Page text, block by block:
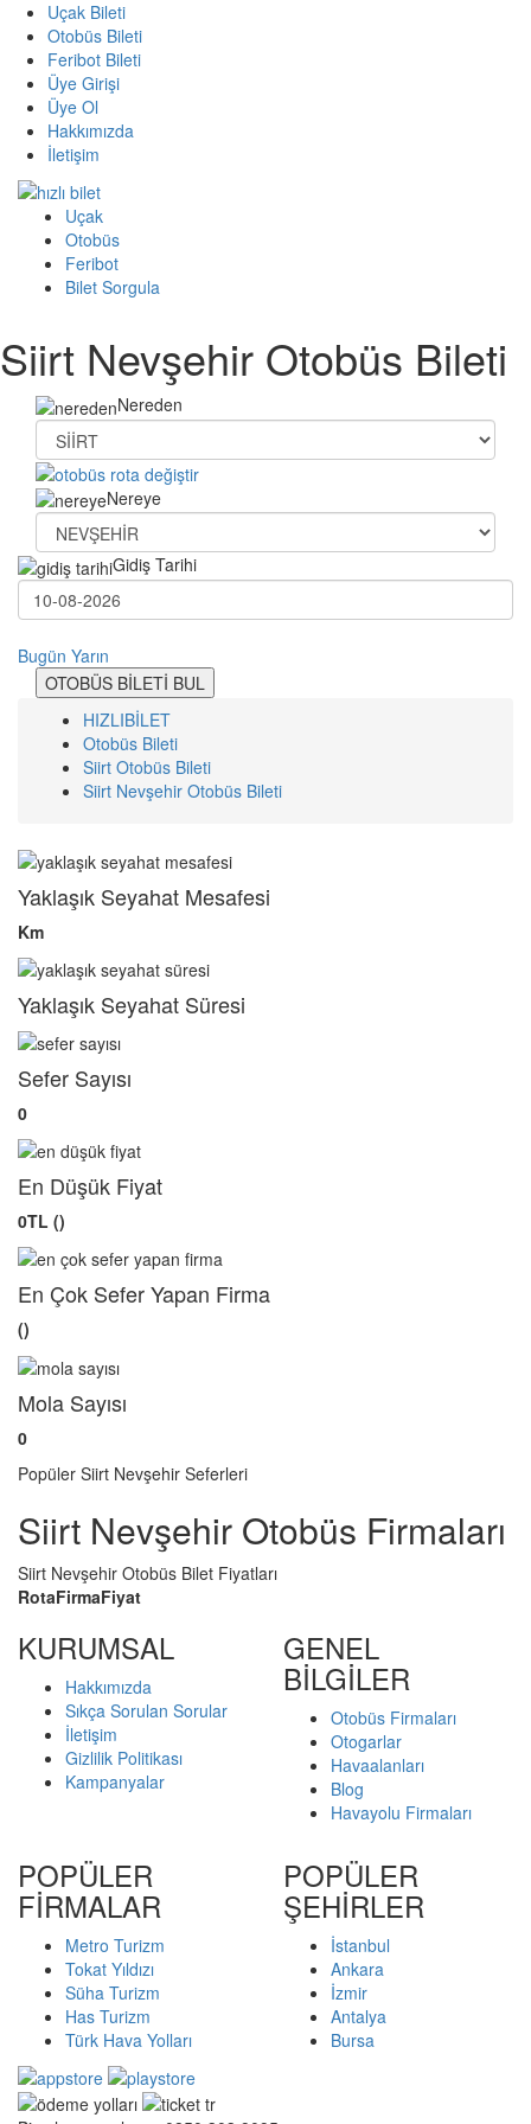
Uçak Bileti
Otobüs Bileti
Feribot Bileti
Üye Girişi
Üye Ol
Hakkımızda
İletişim
Uçak
Otobüs
Feribot
Bilet Sorgula
Siirt Nevşehir Otobüs Bileti
Nereden
Nereye
Gidiş Tarihi
Bugün Yarın
OTOBÜS BİLETİ BUL
HIZLIBİLET
Otobüs Bileti
Siirt Otobüs Bileti
Siirt Nevşehir Otobüs Bileti
Yaklaşık Seyahat Mesafesi
Km
Yaklaşık Seyahat Süresi
Sefer Sayısı
0
En Düşük Fiyat
0TL ()
En Çok Sefer Yapan Firma
()
Mola Sayısı
0
Popüler Siirt Nevşehir Seferleri
Siirt Nevşehir Otobüs Firmaları
Siirt Nevşehir Otobüs Bilet Fiyatları
RotaFirmaFiyat
KURUMSAL
Hakkımızda
Sıkça Sorulan Sorular
İletişim
Gizlilik Politikası
Kampanyalar
GENEL
BİLGİLER
Otobüs Firmaları
Otogarlar
Havaalanları
Blog
Havayolu Firmaları
POPÜLER
FİRMALAR
Metro Turizm
Tokat Yıldızı
Süha Turizm
Has Turizm
Türk Hava Yolları
POPÜLER
ŞEHİRLER
İstanbul
Ankara
İzmir
Antalya
Bursa